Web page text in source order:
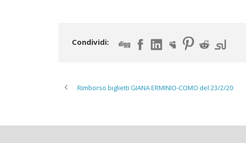
Condividi:
Rimborso biglietti GIANA ERMINIO-COMO del 23/2/20